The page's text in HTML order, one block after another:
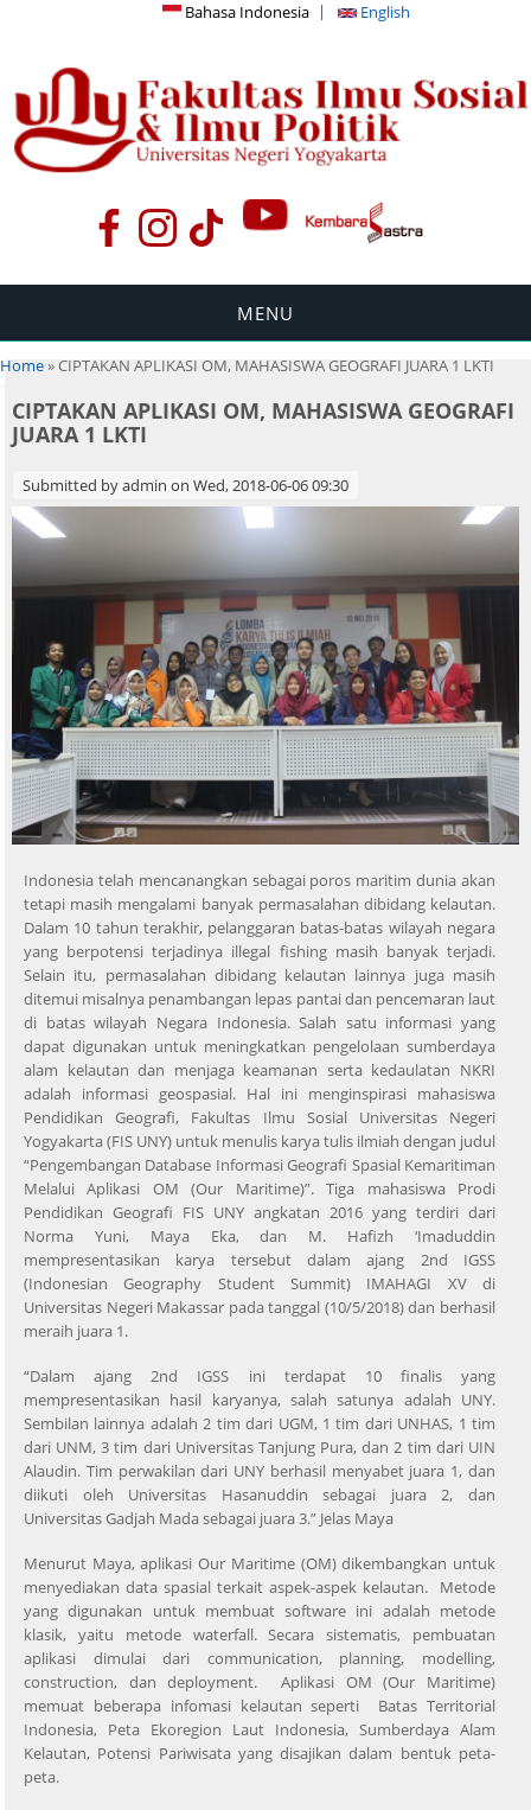
Bahasa Indonesia English
MENU
You are here
Home» CIPTAKAN APLIKASI OM, MAHASISWA GEOGRAFI JUARA 1 LKTI
CIPTAKAN APLIKASI OM, MAHASISWA GEOGRAFI
JUARA 1 LKTI
Submitted byadmin on Wed, 2018-06-06 09:30
Indonesia telah mencanangkan sebagai poros maritim dunia akan
tetapi masih mengalami banyak permasalahan dibidang kelautan.
Dalam 10 tahun terakhir, pelanggaran batas-batas wilayah negara
yang berpotensi terjadinya illegal fishing masih banyak terjadi.
Selain itu, permasalahan dibidang kelautan lainnya juga masih
ditemui misalnya penambangan lepas pantai dan pencemaran laut
di batas wilayah Negara Indonesia. Salah satu informasi yang
dapat digunakan untuk meningkatkan pengelolaan sumberdaya
alam kelautan dan menjaga keamanan serta kedaulatan NKRI
adalah informasi geospasial. Hal ini menginspirasi mahasiswa
Pendidikan Geografi, Fakultas Ilmu Sosial Universitas Negeri
Yogyakarta (FIS UNY) untuk menulis karya tulis ilmiah dengan judul
“Pengembangan Database Informasi Geografi Spasial Kemaritiman
Melalui Aplikasi OM (Our Maritime)”. Tiga mahasiswa Prodi
Pendidikan Geografi FIS UNY angkatan 2016 yang terdiri dari
Norma Yuni, Maya Eka, dan M. Hafizh ‘Imaduddin
mempresentasikan karya tersebut dalam ajang 2nd IGSS
(Indonesian Geography Student Summit) IMAHAGI XV di
Universitas Negeri Makassar pada tanggal (10/5/2018) dan berhasil
meraih juara 1.
“Dalam ajang 2nd IGSS ini terdapat 10 finalis yang
mempresentasikan hasil karyanya, salah satunya adalah UNY.
Sembilan lainnya adalah 2 tim dari UGM, 1 tim dari UNHAS, 1 tim
dari UNM, 3 tim dari Universitas Tanjung Pura, dan 2 tim dari UIN
Alaudin. Tim perwakilan dari UNY berhasil menyabet juara 1, dan
diikuti oleh Universitas Hasanuddin sebagai juara 2, dan
Universitas Gadjah Mada sebagai juara 3.” Jelas Maya
Menurut Maya, aplikasi Our Maritime (OM) dikembangkan untuk
menyediakan data spasial terkait aspek-aspek kelautan. Metode
yang digunakan untuk membuat software ini adalah metode
klasik, yaitu metode waterfall. Secara sistematis, pembuatan
aplikasi dimulai dari communication, planning, modelling,
construction, dan deployment. Aplikasi OM (Our Maritime)
memuat beberapa infomasi kelautan seperti Batas Territorial
Indonesia, Peta Ekoregion Laut Indonesia, Sumberdaya Alam
Kelautan, Potensi Pariwisata yang disajikan dalam bentuk peta-
peta.